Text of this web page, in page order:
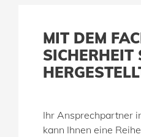
MIT DEM
SICHERHEIT
Ihr Ansprechpartner
kann Ihnen eine